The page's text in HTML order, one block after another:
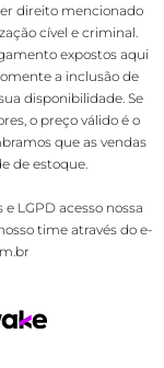
direito mencionado
cível e criminal.
expostos aqui
a inclusão de
disponibilidade. Se
o preço válido é o
que as vendas
de estoque.
LGPD acesso nossa
time através do e-